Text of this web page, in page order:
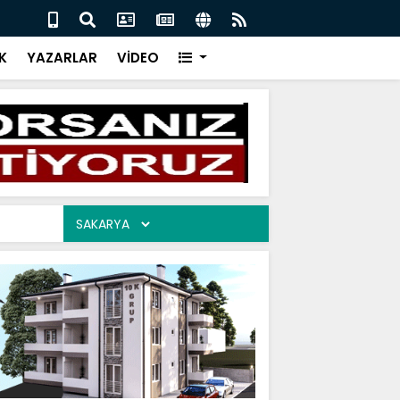
CEVAP 06.08.2026
YAZARLAR VİDEO